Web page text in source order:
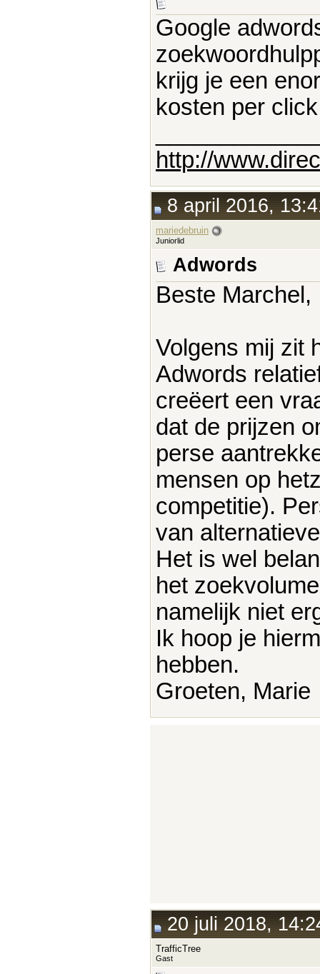
Google
krijg je een
kosten per
http://
8 april 2016,
mariedebruin
Juniorlid
Adwords
Beste Marchel,
Volgens mij zit
Adwords
creëert een
dat de prijzen
perse
mensen op
competitie).
van
Het is wel
het
namelijk niet
Ik hoop je
hebben.
Groeten, Marie
20 juli 2018,
TrafficTree
Gast